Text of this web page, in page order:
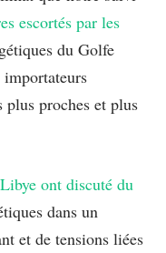
escortés par les
du Golfe
importateurs
plus proches et plus
ont discuté du
dans un
et de tensions liées